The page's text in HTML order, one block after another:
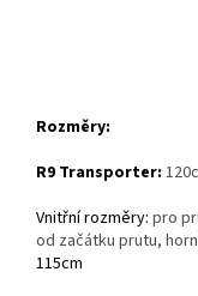
Rozměry:
R9 Transporter:
Vnitřní rozměry: pro
od začátku prutu,
115cm